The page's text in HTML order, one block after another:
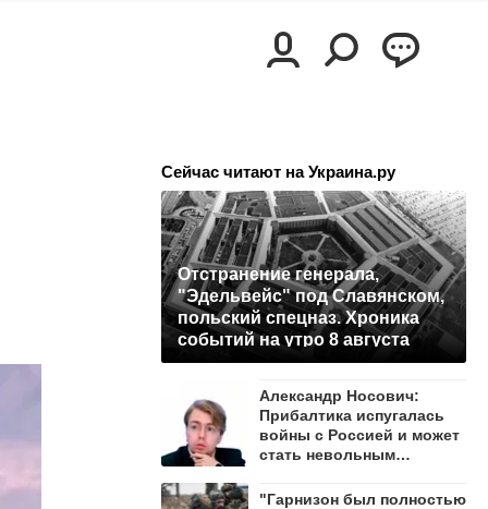
Сейчас читают на Украина.ру
Отстранение генерала,
"Эдельвейс" под Славянском,
польский спецназ. Хроника
событий на утро 8 августа
Александр Носович:
Прибалтика испугалась
войны с Россией и может
стать невольным
"Гарнизон был полностью